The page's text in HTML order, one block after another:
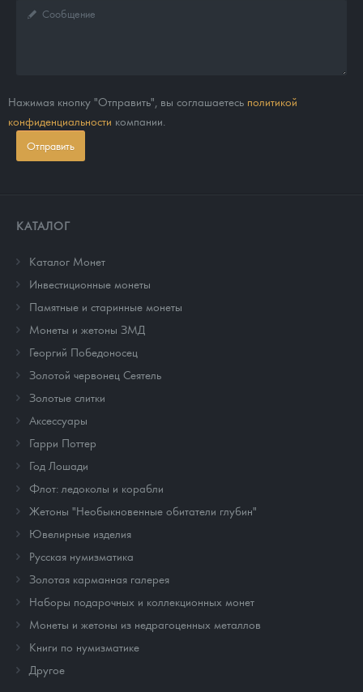
Нажимая кнопку "Отправить", вы соглашаетесь политикой
конфиденциальности компании.
Отправить
КАТАЛОГ
Каталог Монет
Инвестиционные монеты
Памятные и старинные монеты
Монеты и жетоны ЗМД
Георгий Победоносец
Золотой червонец Сеятель
Золотые слитки
Аксессуары
Гарри Поттер
Год Лошади
Флот: ледоколы и корабли
Жетоны "Необыкновенные обитатели глубин"
Ювелирные изделия
Русская нумизматика
Золотая карманная галерея
Наборы подарочных и коллекционных монет
Монеты и жетоны из недрагоценных металлов
Книги по нумизматике
Другое